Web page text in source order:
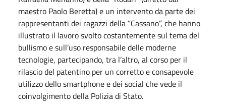
maestro Paolo Beretta) e un intervento da parte dei
rappresentanti dei ragazzi della “Cassano”, che hanno
illustrato il lavoro svolto costantemente sul tema del
bullismo e sull’uso responsabile delle moderne
tecnologie, partecipando, tra l’altro, al corso per il
rilascio del patentino per un corretto e consapevole
utilizzo dello smartphone e dei social che vede il
coinvolgimento della Polizia di Stato.